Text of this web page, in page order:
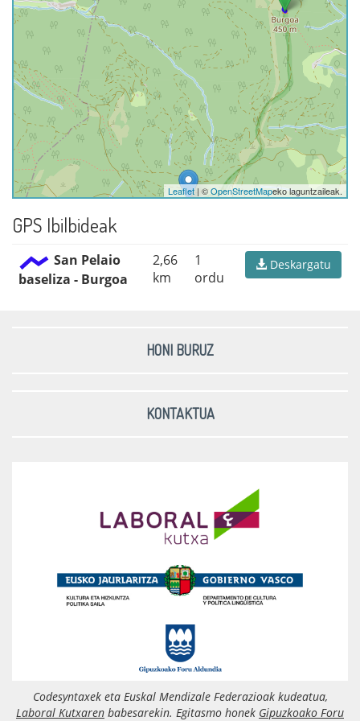
Leaflet| ©OpenStreetMapeko laguntzaileak.
GPS Ibilbideak
San Pelaio
baseliza - Burgoa
2,66
km
1
ordu
Deskargatu
HONI BURUZ
KONTAKTUA
Codesyntaxek eta Euskal Mendizale Federazioak kudeatua,
Laboral Kutxaren babesarekin. Egitasmo honek Gipuzkoako Foru